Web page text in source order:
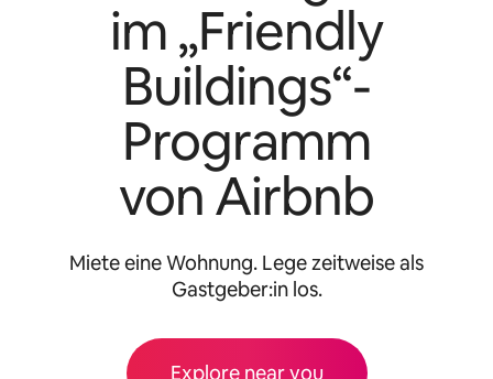
im „Friendly
Buildings“-
Programm
von Airbnb
Miete eine Wohnung. Lege zeitweise als
Gastgeber:in los.
Explore near you